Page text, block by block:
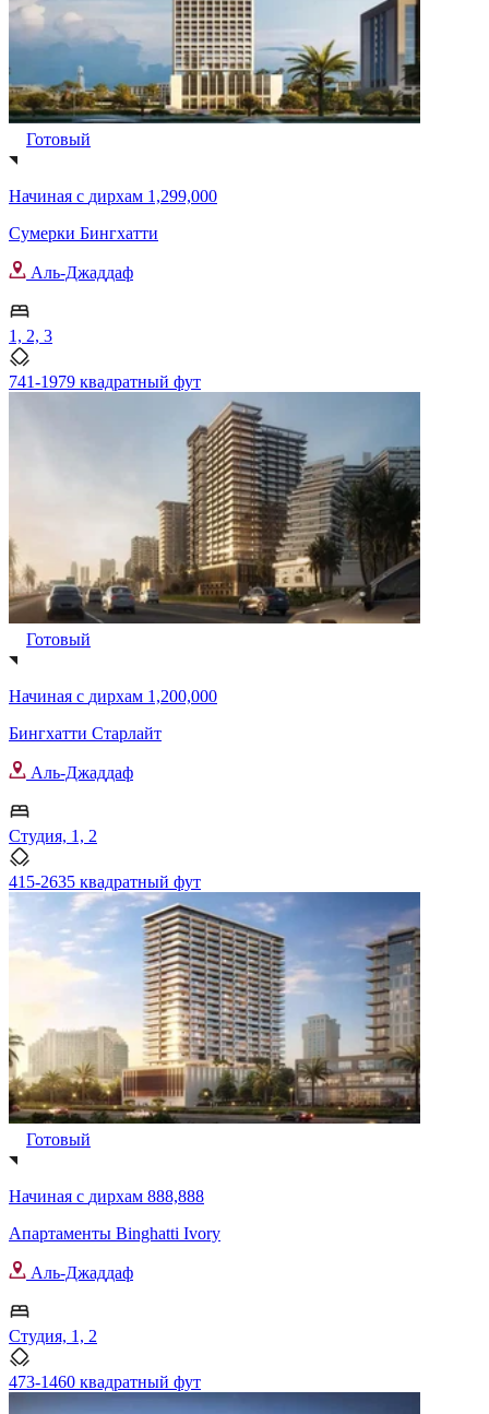
Готовый
Начиная с дирхам 1,299,000
Сумерки Бингхатти
Аль-Джаддаф
1, 2, 3
741-1979 квадратный фут
Готовый
Начиная с дирхам 1,200,000
Бингхатти Старлайт
Аль-Джаддаф
Студия, 1, 2
415-2635 квадратный фут
Готовый
Начиная с дирхам 888,888
Апартаменты Binghatti Ivory
Аль-Джаддаф
Студия, 1, 2
473-1460 квадратный фут